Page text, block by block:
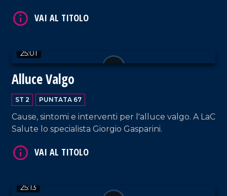
25:01
Alluce Valgo
ST 2 PUNTATA 67
Cause, sintomi e interventi per l'alluce valgo. A LaC
Salute lo specialista Giorgio Gasparini.
25:13
VAI AL TITOLO